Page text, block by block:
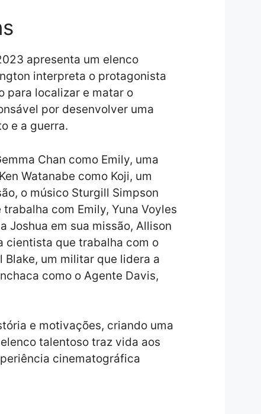
apresenta um elenco
interpreta o protagonista
para localizar e matar o
por desenvolver uma
e a guerra.
Chan como Emily, uma
Watanabe como Koji, um
o músico Sturgill Simpson
com Emily, Yuna Voyles
Joshua em sua missão, Allison
cientista que trabalha com o
Blake, um militar que lidera a
como o Agente Davis,
e motivações, criando uma
talentoso traz vida aos
cinematográfica